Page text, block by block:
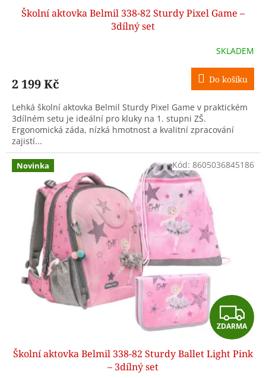
A
R
M
A
Školní aktovka Belmil 338-82 Sturdy Pixel Game –
3dílný set
SKLADEM
2 199 Kč Do košíku
Lehká školní aktovka Belmil Sturdy Pixel Game v praktickém
3dílném setu je ideální pro kluky na 1. stupni ZŠ.
Ergonomická záda, nízká hmotnost a kvalitní zpracování
zajistí...
Novinka
Z
D
A
ZDARMA
Školní aktovka Belmil 338-82 Sturdy Ballet Light Pink
– 3dílný set
Kód: 8605036845186